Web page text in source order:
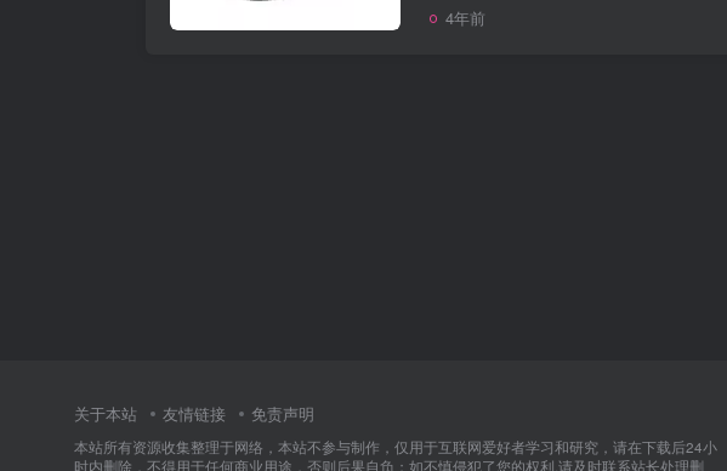
4年前
关于本站 友情链接 免责声明
本站所有资源收集整理于网络，本站不参与制作，仅用于互联网爱好者学习和研究，请在下载后24小
时内删除，不得用于任何商业用途，否则后果自负；如不慎侵犯了您的权利,请及时联系站长处理删